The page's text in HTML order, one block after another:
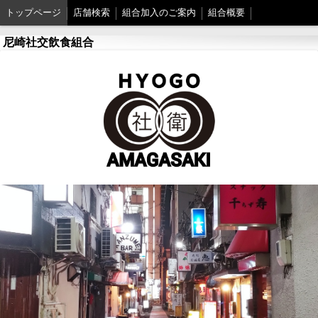
トップページ 店舗検索 組合加入のご案内 組合概要
尼崎社交飲食組合